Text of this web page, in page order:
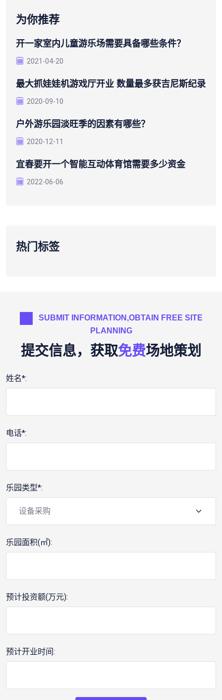
为你推荐
开一家室内儿童游乐场需要具备哪些条件？
2021-04-20
最大抓娃娃机游戏厅开业 数量最多获吉尼斯纪录
2020-09-10
户外游乐园淡旺季的因素有哪些？
2020-12-11
宜春要开一个智能互动体育馆需要多少资金
2022-06-06
热门标签
SUBMIT INFORMATION,OBTAIN FREE SITE
PLANNING
提交信息，获取免费场地策划
姓名*:
电话*:
乐园类型*:
乐园面积(㎡):
预计投资额(万元):
预计开业时间: